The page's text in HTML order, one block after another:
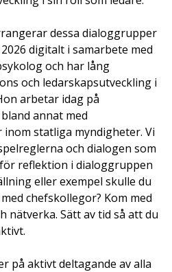
dessa dialoggrupper
digitalt i samarbete med
och har lång
och ledarskapsutveckling i
arbetar idag på
annat med
statliga myndigheter. Vi
och dialogen som
reflektion i dialoggruppen
eller exempel skulle du
chefskollegor? Kom med
nätverka. Sätt av tid så att du
på aktivt deltagande av alla